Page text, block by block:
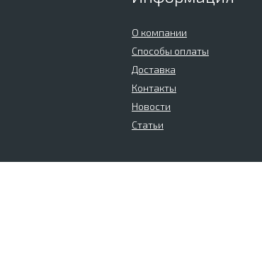
О компании
Способы оплаты
Доставка
Контакты
Новости
Статьи